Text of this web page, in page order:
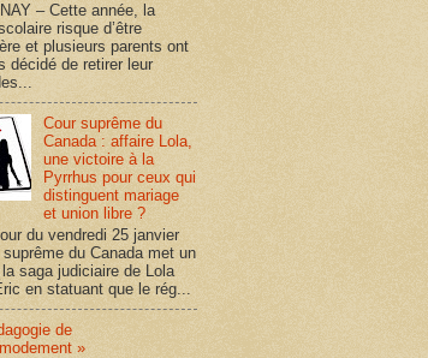
– Cette année, la
risque d’être
et plusieurs parents ont
décidé de retirer leur
Cour suprême du
Canada : affaire Lola,
une victoire à la
Pyrrhus pour ceux qui
distinguent mariage
et union libre ?
du vendredi 25 janvier
suprême du Canada met un
saga judiciaire de Lola
en statuant que le rég...
de
»